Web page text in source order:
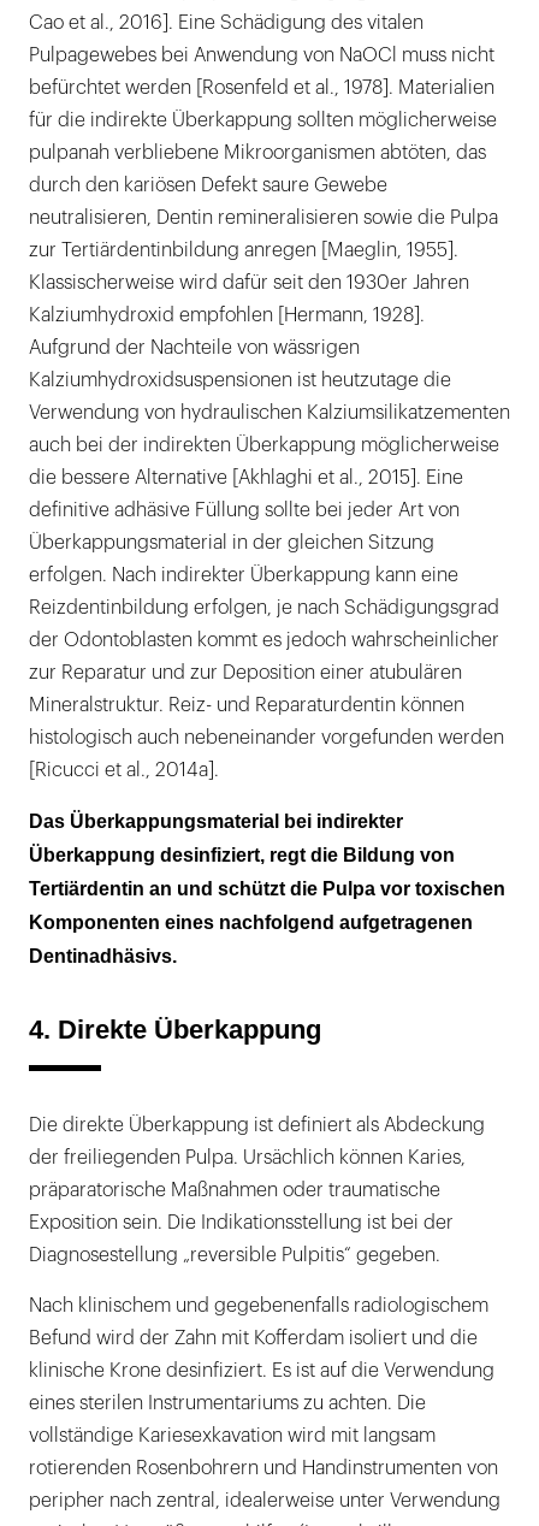
Cao et al., 2016]. Eine Schädigung des vitalen
Pulpagewebes bei Anwendung von NaOCl muss nicht
befürchtet werden [Rosenfeld et al., 1978]. Materialien
für die indirekte Überkappung sollten möglicherweise
pulpanah verbliebene Mikroorganismen abtöten, das
durch den kariösen Defekt saure Gewebe
neutralisieren, Dentin remineralisieren sowie die Pulpa
zur Tertiärdentinbildung anregen [Maeglin, 1955].
Klassischerweise wird dafür seit den 1930er Jahren
Kalziumhydroxid empfohlen [Hermann, 1928].
Aufgrund der Nachteile von wässrigen
Kalziumhydroxidsuspensionen ist heutzutage die
Verwendung von hydraulischen Kalziumsilikatzementen
auch bei der indirekten Überkappung möglicherweise
die bessere Alternative [Akhlaghi et al., 2015]. Eine
definitive adhäsive Füllung sollte bei jeder Art von
Überkappungsmaterial in der gleichen Sitzung
erfolgen. Nach indirekter Überkappung kann eine
Reizdentinbildung erfolgen, je nach Schädigungsgrad
der Odontoblasten kommt es jedoch wahrscheinlicher
zur Reparatur und zur Deposition einer atubulären
Mineralstruktur. Reiz- und Reparaturdentin können
histologisch auch nebeneinander vorgefunden werden
[Ricucci et al., 2014a].
Das Überkappungsmaterial bei indirekter
Überkappung desinfiziert, regt die Bildung von
Tertiärdentin an und schützt die Pulpa vor toxischen
Komponenten eines nachfolgend aufgetragenen
Dentinadhäsivs.
4. Direkte Überkappung
Die direkte Überkappung ist definiert als Abdeckung
der freiliegenden Pulpa. Ursächlich können Karies,
präparatorische Maßnahmen oder traumatische
Exposition sein. Die Indikationsstellung ist bei der
Diagnosestellung „reversible Pulpitis“ gegeben.
Nach klinischem und gegebenenfalls radiologischem
Befund wird der Zahn mit Kofferdam isoliert und die
klinische Krone desinfiziert. Es ist auf die Verwendung
eines sterilen Instrumentariums zu achten. Die
vollständige Kariesexkavation wird mit langsam
rotierenden Rosenbohrern und Handinstrumenten von
peripher nach zentral, idealerweise unter Verwendung